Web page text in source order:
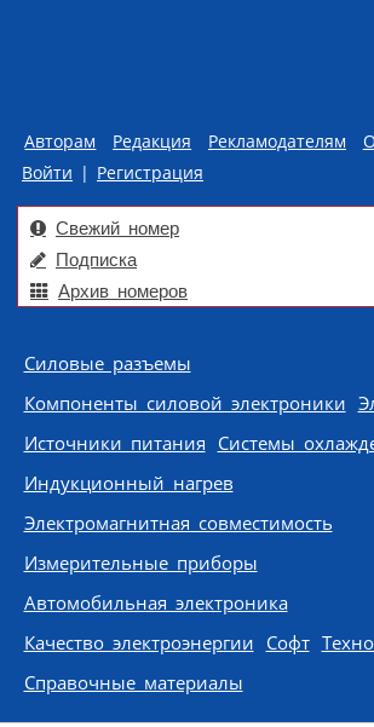
Авторам Редакция Рекламодателям
Войти | Регистрация
Свежий номер
Подписка
Архив номеров
Skip to content
Силовые разъемы
Компоненты силовой электроники
Источники питания Системы
Индукционный нагрев
Электромагнитная совместимость
Измерительные приборы
Автомобильная электроника
Качество электроэнергии Софт
Справочные материалы